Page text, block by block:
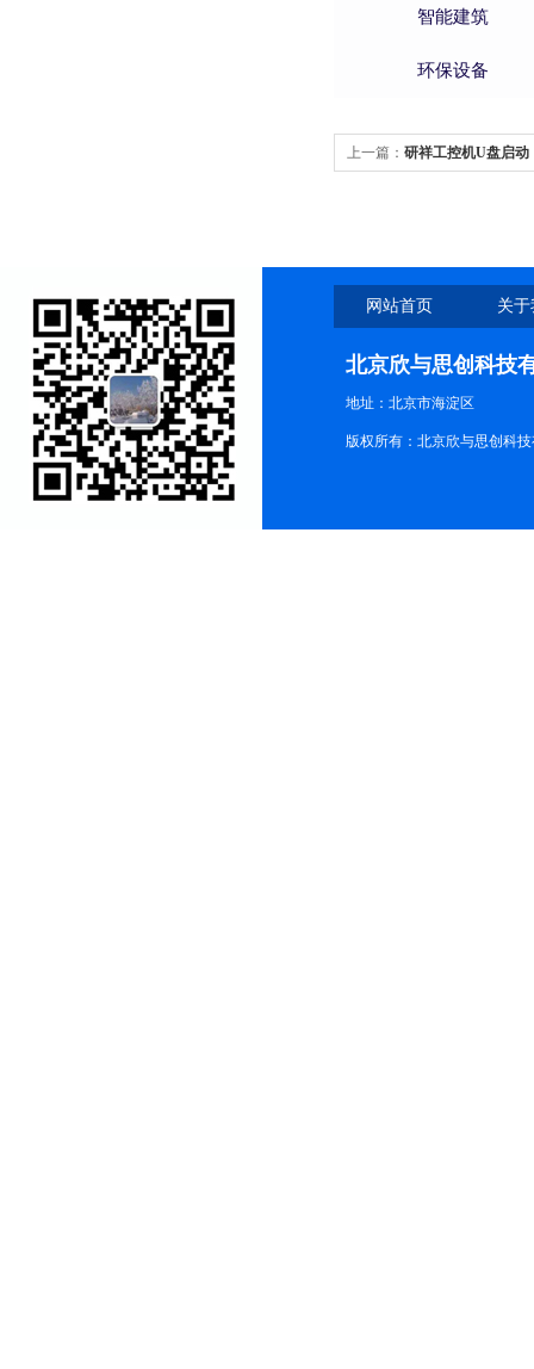
智能建筑
环保设备
上一篇： 研祥工控机U盘启
网站首页 关
北京欣与思创科技
地址：北京市海淀区
版权所有：北京欣与思创科